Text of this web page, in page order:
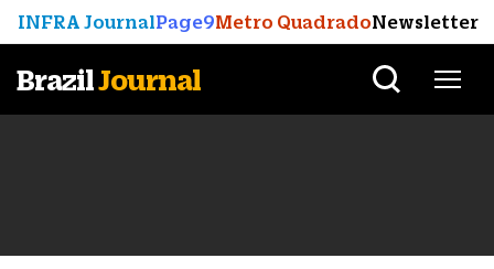
INFRA JournalPage9Metro QuadradoNewsletter
BrazilJournal